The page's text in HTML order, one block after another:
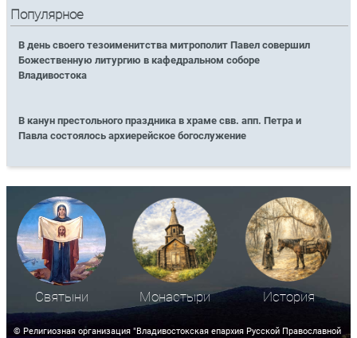
Популярное
В день своего тезоименитства митрополит Павел совершил
Божественную литургию в кафедральном соборе
Владивостока
В канун престольного праздника в храме свв. апп. Петра и
Павла состоялось архиерейское богослужение
Святыни Монастыри История
© Религиозная организация "Владивостокская епархия Русской Православной